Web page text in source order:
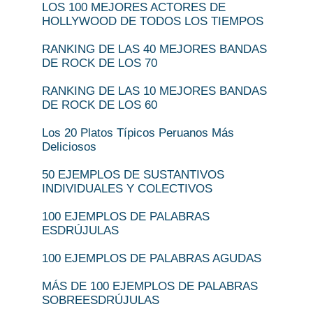
LOS 100 MEJORES ACTORES DE
HOLLYWOOD DE TODOS LOS TIEMPOS
RANKING DE LAS 40 MEJORES BANDAS
DE ROCK DE LOS 70
RANKING DE LAS 10 MEJORES BANDAS
DE ROCK DE LOS 60
Los 20 Platos Típicos Peruanos Más
Deliciosos
50 EJEMPLOS DE SUSTANTIVOS
INDIVIDUALES Y COLECTIVOS
100 EJEMPLOS DE PALABRAS
ESDRÚJULAS
100 EJEMPLOS DE PALABRAS AGUDAS
MÁS DE 100 EJEMPLOS DE PALABRAS
SOBREESDRÚJULAS